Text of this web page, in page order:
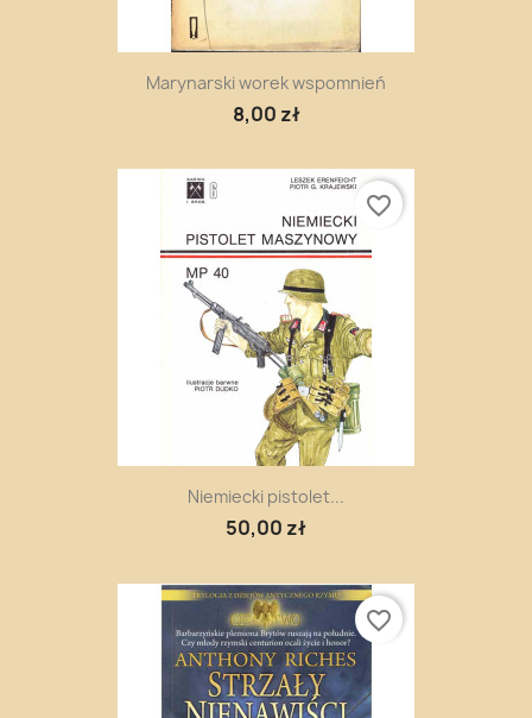
Marynarski worek wspomnień
8,00 zł
Niemiecki pistolet...
50,00 zł
favorite_border
favorite_border